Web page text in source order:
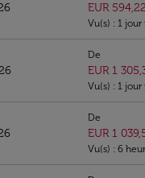
EUR
Vu(s) : 1
De
EUR 1
Vu(s) : 1
De
EUR 1
Vu(s) : 6